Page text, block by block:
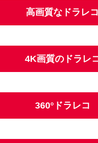
高画質なドラレコ
4K画質のドラレ
360°ドラレコ